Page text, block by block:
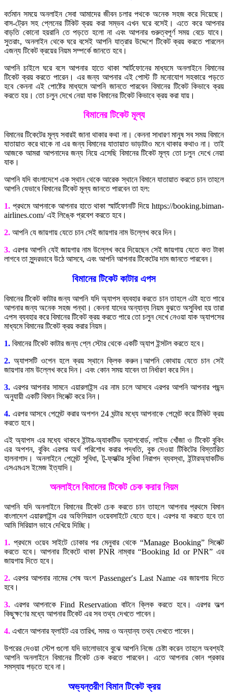
বর্তমান সময়ে অনলাইন সেবা আমাদের জীবন চলার পথকে অনেক সহজ করে দিয়েছে।
বাস-ট্রেন সহ প্লেনের টিকিট ক্রয় করা সম্ভব এখন ঘরে বসেই। এতে করে আপনার
বাড়তি কোনো হয়রানি তে পড়তে হলো না এবং আপনার গুরুত্বপূর্ণ সময় বেচে যাবে।
সুতরাং, অনলাইন থেকে ঘরে বসেই আপনি যাত্রার উদ্দেশে টিকেট ক্রয় করতে পারলেন
এজন্য টিকেট ক্রয়ের নিয়ম সম্পর্কে জানতে হবে।
আপনি চাইলে ঘরে বসে আপনার হাতে থাকা স্মার্টফোনের মাধ্যমে অনলাইনে বিমানের
টিকেট ক্রয় করতে পারেন। এর জন্য আপনার এই পোস্ট টি মনোযোগ সহকারে পড়তে
হবে কেননা এই পোষ্টের মাধ্যমে আপনি জানতে পারবেন বিমানের টিকেট কিভাবে ক্রয়
করতে হয়। তো চলুন দেখে নেয়া যাক বিমানের টিকেট কিভাবে ক্রয় করা যায়।
বিমানের টিকেট মূল্য
বিমানের টিকেটের মূল্য সবারই জানা থাকার কথা না। কেননা সাধারণ মানুষ সব সময় বিমানে
যাতায়াত করে থাকে না এর জন্য বিমানের যাতায়াত ভাড়াটাও মনে থাকার কথাও না। তাই
আজকে আমরা আপনাদের জন্য নিয়ে এসেছি বিমানের টিকেট মূল্য তো চলুন দেখে নেয়া
যাক।
আপনি যদি বাংলাদেশে এক স্থান থেকে আরেক স্থানে বিমানে যাতায়াত করতে চান তাহলে
আপনি যেভাবে বিমানের টিকেট মূল্য জানতে পারবেন তা হল:
1. প্রথমে আপনাকে আপনার হাতে থাকা স্মার্টফোনটি দিয়ে https://booking.biman-
airlines.com/ এই লিঙ্কে প্রবেশ করতে হবে।
2. আপনি যে জায়গায় যেতে চান সেই জায়গার নাম উল্লেখ করে দিন।
3. এরপর আপনি যেই জায়গার নাম উল্লেখ করে দিয়েছেন সেই জায়গায় যেতে কত টাকা
লাগবে তা সুন্দরভাবে উঠে আসবে, এবং আপনি আপনার টিকেটের দাম জানতে পারবেন।
বিমানের টিকেট কাটার এপস
বিমানের টিকেট কাটার জন্য আপনি যদি অ্যাপস ব্যবহার করতে চান তাহলে এটা হতে পারে
আপনার জন্য অনেক সহজ পন্থা। কেননা যাদের অন্যান্য নিয়ম বুঝতে অসুবিধা হয় তারা
এপস ব্যবহার করে বিমানের টিকেট ক্রয় করতে পারে তো চলুন দেখে নেওয়া যাক অ্যাপসের
মাধ্যমে বিমানের টিকেট ক্রয় করার নিয়ম।
1. বিমানের টিকেট কাটার জন্য প্লে স্টোর থেকে একটি অ্যাপ ইন্সটল করতে হবে।
2. অ্যাপসটি ওপেন হলে ক্রয় স্থানে ক্লিক করুন।আপনি কোথায় যেতে চান সেই
জায়গার নাম উল্লেখ করে দিন। এবং কোন সময় যাবেন তা নির্ধারণ করে দিন।
3. এরপর আপনার সামনে এয়ারলাইন্স এর নাম চলে আসবে এরপর আপনি আপনার পছন্দ
অনুযায়ী একটি বিমান সিলেক্ট করে নিন।
4. এরপর আসবে পেমেন্ট করার অপশন 24 ঘন্টার মধ্যে আপনাকে পেমেন্ট করে টিকিট ক্রয়
করতে হবে।
এই অ্যাপস এর মধ্যে থাকবে ইন্টার-অ্যাকটিভ ড্যাশবোর্ড, লাইভ খোঁজা ও টিকেট বুকিং
এর অপশন, বুকিং এরপর অর্থ পরিশোধ করার পদ্ধতি, বুক দেওয়া টিকিটের বিস্তারিত
হালনাগাদ। অনলাইনে পেমেন্ট সুবিধা, টু-ফ্যাক্টর সুবিধা নিরাপদ ব্যবস্থা, ইন্টারঅ্যাকটিভ
এসএমএস ইমেজ ইত্যাদি।
অনলাইনে বিমানের টিকেট চেক করার নিয়ম
আপনি যদি অনলাইনে বিমানের টিকেট চেক করতে চান তাহলে আপনার প্রথমে বিমান
বাংলাদেশ এয়ারলাইন্স এর অফিসিয়াল ওয়েবসাইটে যেতে হবে। এরপর যা করতে হবে তা
আমি সিরিয়াল ভাবে দেখিয়ে দিচ্ছি।
1. প্রথমে ওয়েব সাইটে ঢোকার পর মেনুবার থেকে “Manage Booking” সিলেক্ট
করতে হবে। আপনার টিকেটে থাকা PNR নাম্বার “Booking Id or PNR” এর
জায়গায় দিতে হবে।
2. এরপর আপনার নামের শেষ অংশ Passenger′s Last Name এর জায়গায় দিতে
হবে।
3. এরপর আপনাকে Find Reservation বাটনে ক্লিক করতে হবে। এরপর অল্প
কিছুক্ষণের মধ্যে আপনার টিকেট এর সব তথ্য দেখতে পাবেন।
4. এখানে আপনার ফ্লাইট এর তারিখ, সময় ও অন্যান্য তথ্য দেখতে পাবেন।
উপরের দেওয়া স্টেপ গুলো যদি ভালোভাবে বুঝে আপনি নিজে চেষ্টা করেন তাহলে অবশ্যই
আপনি অনলাইনে বিমানের টিকেট চেক করতে পারবেন। এতে আপনার কোন প্রকার
সমস্যায় পড়তে হবে না।
অভ্যন্তরীণ বিমান টিকেট ক্রয়